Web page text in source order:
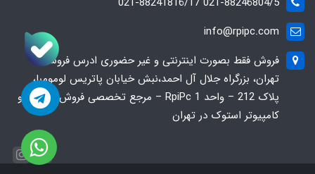
info@rpipc.com
فروش فقط بصورت اینترنتی و غیر حضوری ادرس فروشگاه
تهران، بزرگراه جلال آل احمد،نبش خیابان پاتریس لومومبا،
پلاک 212 – واحد 1 RpiPc – مرجع تخصصی فروش لپ‌تاپ و
کامپیوتر استوک در تهران